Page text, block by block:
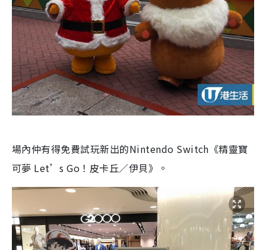
場內仲有得免費試玩新出的Nintendo Switch《精靈寶
可夢 Let’s Go！皮卡丘／伊貝》。